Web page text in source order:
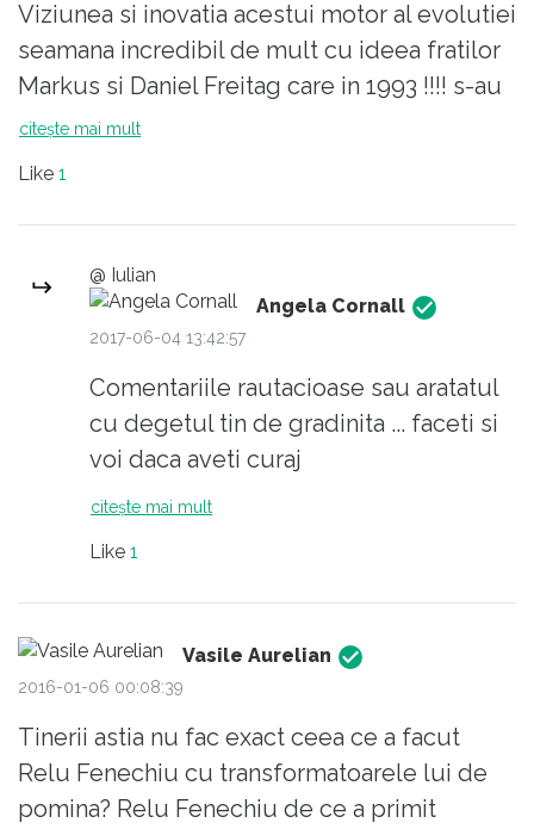
Viziunea si inovatia acestui motor al evolutiei
seamana incredibil de mult cu ideea fratilor
Markus si Daniel Freitag care in 1993 !!!! s-au
gandit sa faca din prelate de camion folosite
bicicleta reciclate pe post de bretele si
respectiv tivitura. Pentru cei curiosi, mai
multe informatii aici:
http://www.freitag.ch/about/history.
citește mai mult
Like 1
@ Iulian
Angela Cornall
2017-06-04 13:42:57
Comentariile rautacioase sau aratatul
cu degetul tin de gradinita ... faceti si
voi daca aveti curaj
citește mai mult
Like 1
Vasile Aurelian
2016-01-06 00:08:39
Tinerii astia nu fac exact ceea ce a facut
Relu Fenechiu cu transformatoarele lui de
pomina? Relu Fenechiu de ce a primit